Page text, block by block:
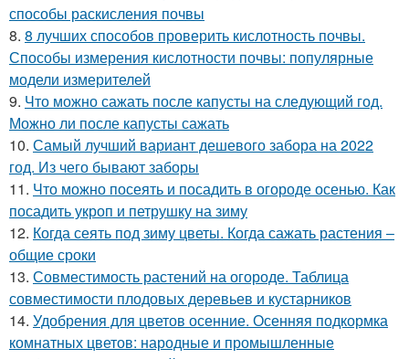
способы раскисления почвы
8. 8 лучших способов проверить кислотность почвы.
Способы измерения кислотности почвы: популярные
модели измерителей
9. Что можно сажать после капусты на следующий год.
Можно ли после капусты сажать
10. Самый лучший вариант дешевого забора на 2022
год. Из чего бывают заборы
11. Что можно посеять и посадить в огороде осенью. Как
посадить укроп и петрушку на зиму
12. Когда сеять под зиму цветы. Когда сажать растения –
общие сроки
13. Совместимость растений на огороде. Таблица
совместимости плодовых деревьев и кустарников
14. Удобрения для цветов осенние. Осенняя подкормка
комнатных цветов: народные и промышленные